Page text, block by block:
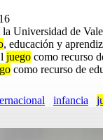
Universidad de
, educación y
juego como recurso
como recurso de
infancia